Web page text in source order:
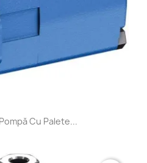
Cu Palete...